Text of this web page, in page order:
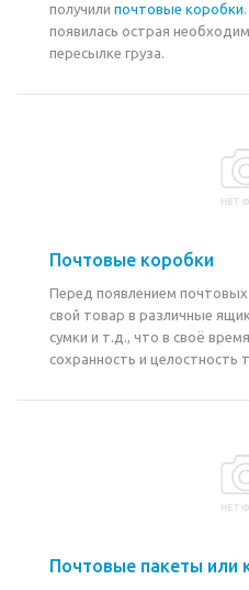
получили почтовые коробки
появилась острая
пересылке груза.
Почтовые коробки
Перед появлением
свой товар в различные
сумки и т.д., что в своё
сохранность и целостность
Почтовые пакеты или